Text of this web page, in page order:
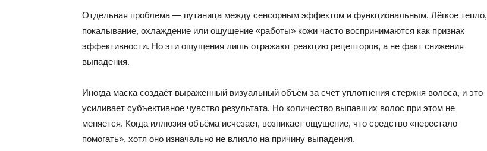
Отдельная проблема — путаница между сенсорным эффектом и функциональным. Лёгкое тепло,
покалывание, охлаждение или ощущение «работы» кожи часто воспринимаются как признак
эффективности. Но эти ощущения лишь отражают реакцию рецепторов, а не факт снижения
выпадения.
Иногда маска создаёт выраженный визуальный объём за счёт уплотнения стержня волоса, и это
усиливает субъективное чувство результата. Но количество выпавших волос при этом не
меняется. Когда иллюзия объёма исчезает, возникает ощущение, что средство «перестало
помогать», хотя оно изначально не влияло на причину выпадения.